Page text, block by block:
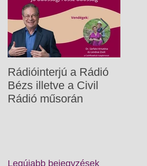
Rádióinterjú a Rádió
Bézs illetve a Civil
Rádió műsorán
Legújabb bejegyzések